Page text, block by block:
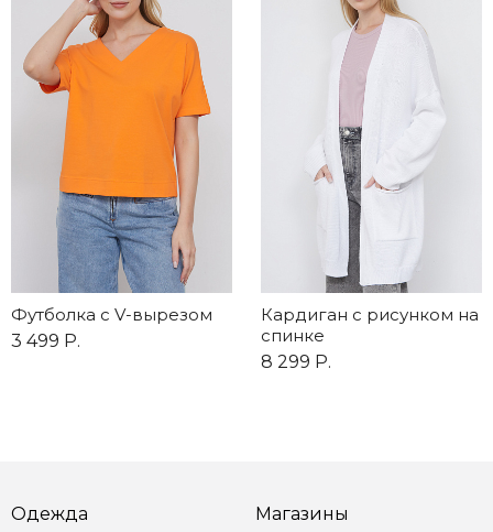
Футболка с V-вырезом
3 499 Р.
Кардиган с рисунком на
спинке
8 299 Р.
Одежда
Магазины